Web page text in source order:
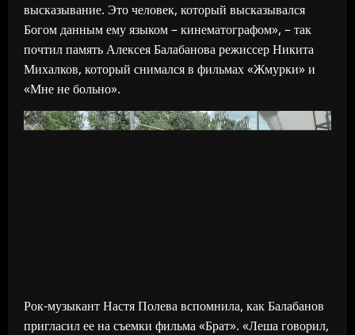
высказывание. Это человек, который высказывался
Богом данным ему языком – кинематографом», – так
почтил память Алексея Балабанова режиссер Никита
Михалков, который снимался в фильмах «Жмурки» и
«Мне не больно».
Рок-музыкант Настя Полева вспомнила, как Балабанов
пригласил ее на съемки фильма «Брат». «Леша говорил,